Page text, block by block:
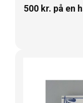
500 kr. på en